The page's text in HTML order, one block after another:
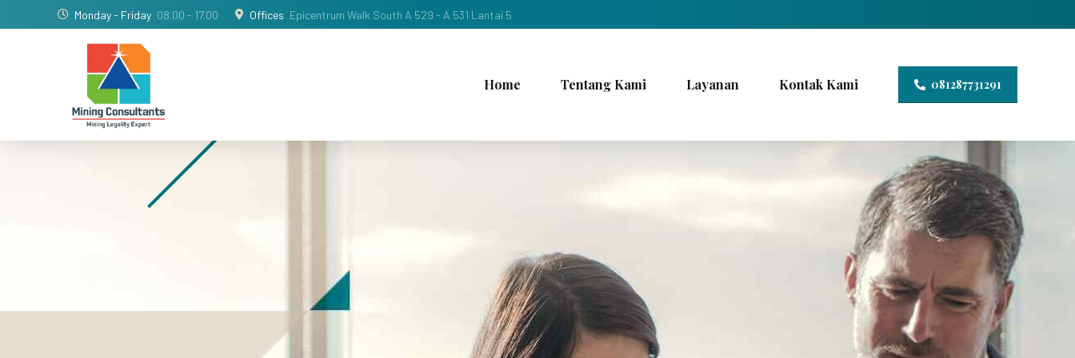
Monday - Friday 08.00 - 17.00 Offices Epicentrum Walk South A 529 - A 531 Lantai 5
081287731291
Home Tentang Kami Layanan Kontak Kami